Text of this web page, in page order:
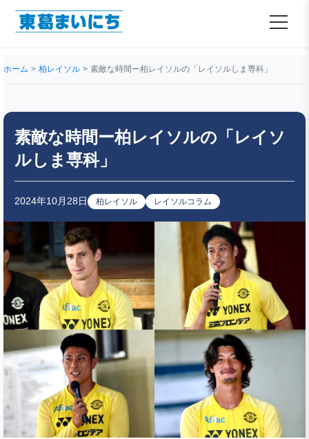
ホーム 柏レイソル 素敵な時間ー柏レイソルの「レイソルしま専科」
素敵な時間ー柏レイソルの「レイソ
ルしま専科」
2024年10月28日 柏レイソル レイソルコラム